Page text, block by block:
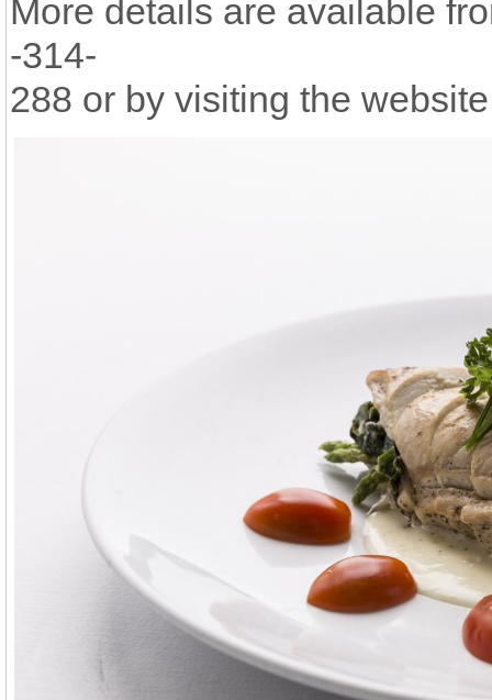
More details are available
-314-
288 or by visiting the